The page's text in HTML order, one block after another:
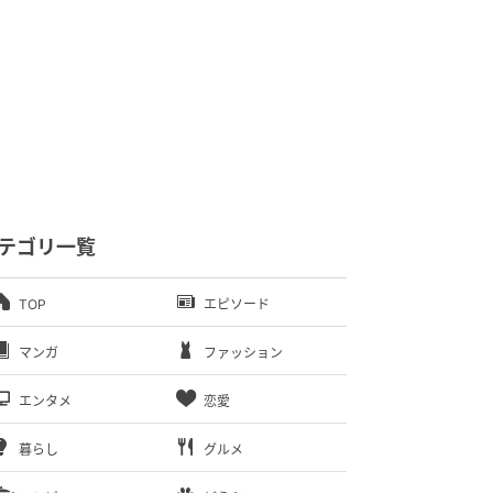
ゴリ一覧
TOP エピソード
マンガ ファッション
エンタメ 恋愛
暮らし グルメ